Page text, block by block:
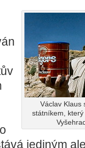
Václav Klaus
státníkem,
jediným